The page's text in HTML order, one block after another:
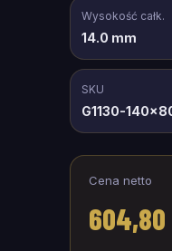
Wysokość całk.
14.0 mm
SKU
G1130-
Cena netto
604,80